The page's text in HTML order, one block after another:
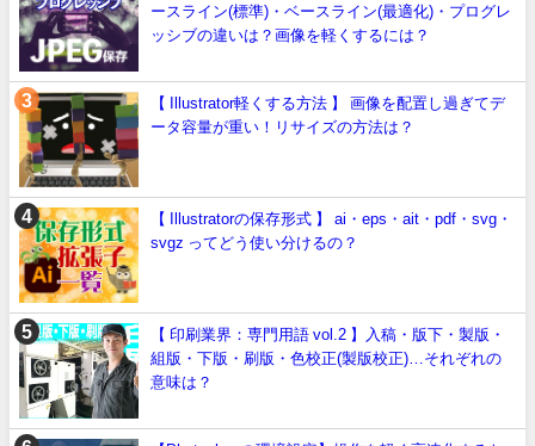
ースライン(標準)・ベースライン(最適化)・プログレ
ッシブの違いは？画像を軽くするには？
【 Illustrator軽くする方法 】 画像を配置し過ぎてデ
ータ容量が重い！リサイズの方法は？
【 Illustratorの保存形式 】 ai・eps・ait・pdf・svg・
svgz ってどう使い分けるの？
【 印刷業界：専門用語 vol.2 】入稿・版下・製版・
組版・下版・刷版・色校正(製版校正)…それぞれの
意味は？